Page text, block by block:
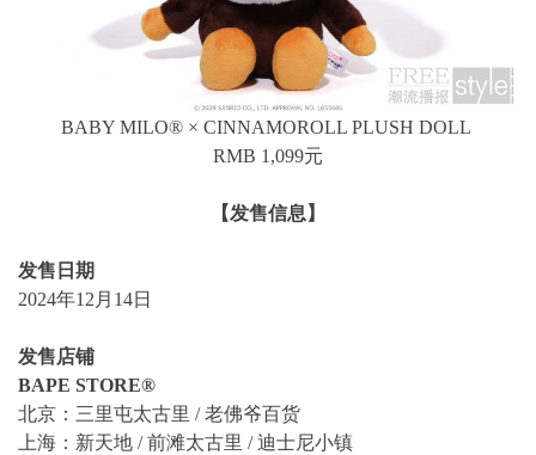
BABY MILO® × CINNAMOROLL PLUSH DOLL
RMB 1,099元
【发售信息】
发售日期
2024年12月14日
发售店铺
BAPE STORE®
北京：三里屯太古里 / 老佛爷百货
上海：新天地 / 前滩太古里 / 迪士尼小镇